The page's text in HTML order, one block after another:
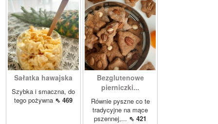
Sałatka hawajska
Szybka i smaczna, do
tego pożywna ⇖ 469
Bezglutenowe
pierniczki...
Równie pyszne co te
tradycyjne na mące
pszennej,... ⇖ 421